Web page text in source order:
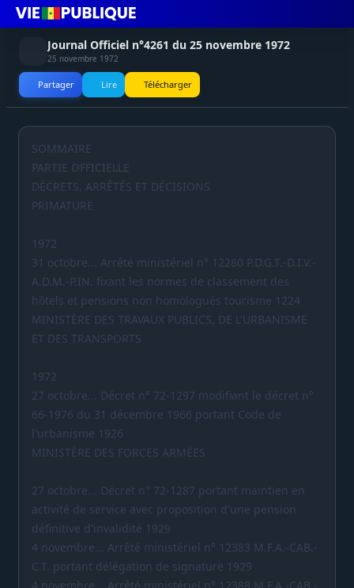
Journal Officiel n°4261 du 25 novembre 1972
25 novembre 1972
Partager Lire Télécharger
SOMMAIRE
PARTIE OFFICIELLE
DÉCRETS, ARRÊTÉS ET DÉCISIONS
PRIMATURE
1972
31 octobre... Arrêté ministériel n° 12280 P.D.G.T.-D.I.V.-
A.D.M.-P.IN. fixant les normes de classement des
hôtels et pensions non homologués tourisme 1224
MINISTÈRE DES TRAVAUX PUBLICS, DE L'URBANISME
ET DES TRANSPORTS
1972
27 octobre... Décret n° 72-1297 modifiant le décret n°
66-1976 du 31 décembre 1966 portant Code de
l'urbanisme 1926
MINISTÈRE DES FORCES ARMÉES
27 octobre... Décret n° 72-1287 portant maintien en
activité de service avec proposition d'une pension
définitive d'invalidité 1929
4 novembre... Arrêté ministériel n° 12383 M.F.A.-CAB.-
C.T. portant délégation de signature 1929
4 novembre... Arrêté ministériel n° 12388 M.F.A.-CAB.-